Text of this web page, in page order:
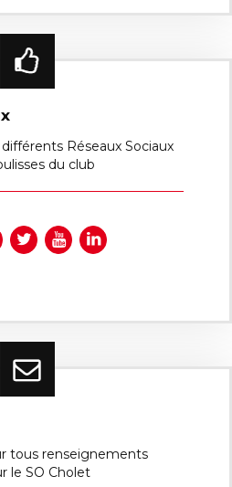
Réseaux Sociaux
du club
tous renseignements
le SO Cholet